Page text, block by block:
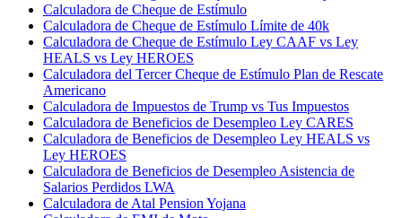
Calculadora de Cheque de Estímulo
Calculadora de Cheque de Estímulo Límite de 40k
Calculadora de Cheque de Estímulo Ley CAAF vs Ley
HEALS vs Ley HEROES
Calculadora del Tercer Cheque de Estímulo Plan de Rescate
Americano
Calculadora de Impuestos de Trump vs Tus Impuestos
Calculadora de Beneficios de Desempleo Ley CARES
Calculadora de Beneficios de Desempleo Ley HEALS vs
Ley HEROES
Calculadora de Beneficios de Desempleo Asistencia de
Salarios Perdidos LWA
Calculadora de Atal Pension Yojana